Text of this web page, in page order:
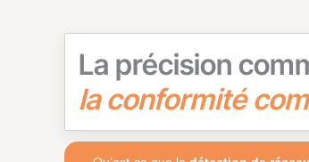
La précision
la conformité